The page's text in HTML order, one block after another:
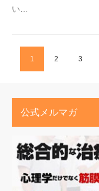
い…
1 2 3
公式メルマガ